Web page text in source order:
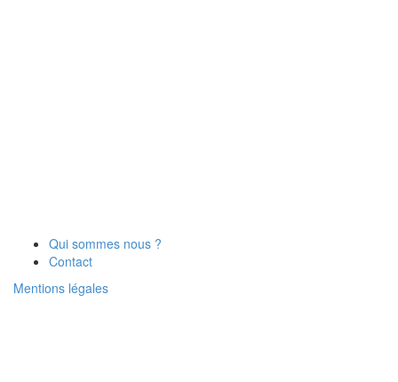
Qui sommes nous ?
Contact
Mentions légales